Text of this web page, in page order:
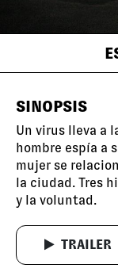
SINOPSIS
Un virus lleva a
hombre espía a
mujer se
la ciudad. Tres
y la voluntad.
TRAILER